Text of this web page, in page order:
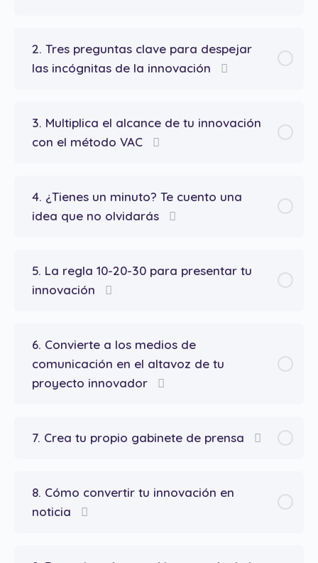
2. Tres preguntas clave para despejar
las incógnitas de la innovación
3. Multiplica el alcance de tu innovación
con el método VAC
4. ¿Tienes un minuto? Te cuento una
idea que no olvidarás
5. La regla 10-20-30 para presentar tu
innovación
6. Convierte a los medios de
comunicación en el altavoz de tu
proyecto innovador
7. Crea tu propio gabinete de prensa
8. Cómo convertir tu innovación en
noticia